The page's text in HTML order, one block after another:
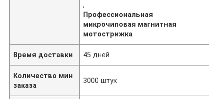
,
Профессиональная
микрочиповая магнитная
мотострижка
Время доставки 45 дней
Количество мин
заказа
3000 штук